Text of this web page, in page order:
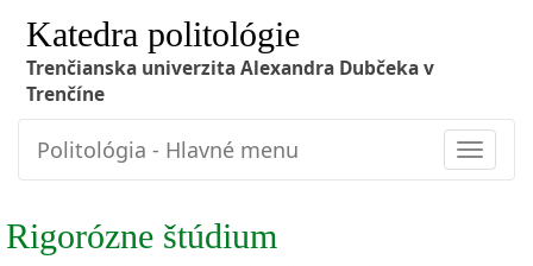
Katedra politológie
Trenčianska univerzita Alexandra Dubčeka v
Trenčíne
Toggle
Politológia - Hlavné menu
Rigorózne štúdium